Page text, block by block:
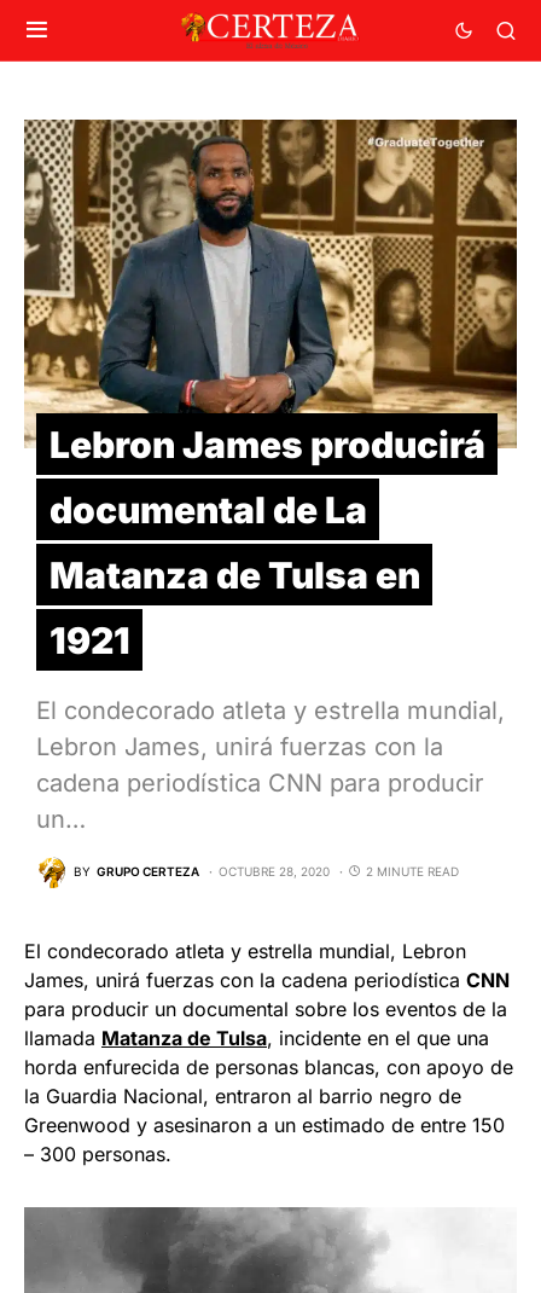
Lebron James producirá
documental de La
Matanza de Tulsa en
1921
El condecorado atleta y estrella mundial,
Lebron James, unirá fuerzas con la
cadena periodística CNN para producir
un…
BY GRUPO CERTEZA OCTUBRE 28, 2020 2 MINUTE READ
El condecorado atleta y estrella mundial, Lebron
James, unirá fuerzas con la cadena periodística CNN
para producir un documental sobre los eventos de la
llamada Matanza de Tulsa, incidente en el que una
horda enfurecida de personas blancas, con apoyo de
la Guardia Nacional, entraron al barrio negro de
Greenwood y asesinaron a un estimado de entre 150
– 300 personas.